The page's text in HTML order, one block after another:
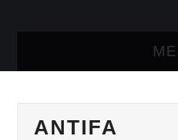
TRESEN
ANTIFA